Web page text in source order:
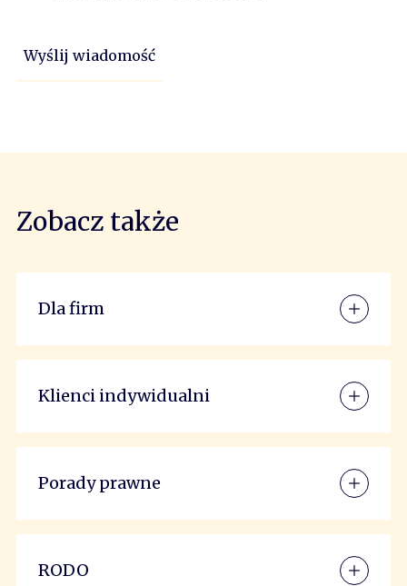
Wyślij wiadomość
Zobacz także
Dla firm
Klienci indywidualni
Porady prawne
RODO